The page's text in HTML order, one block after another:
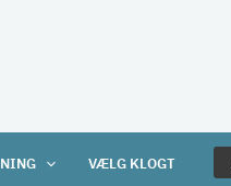
VÆLG KLOGT